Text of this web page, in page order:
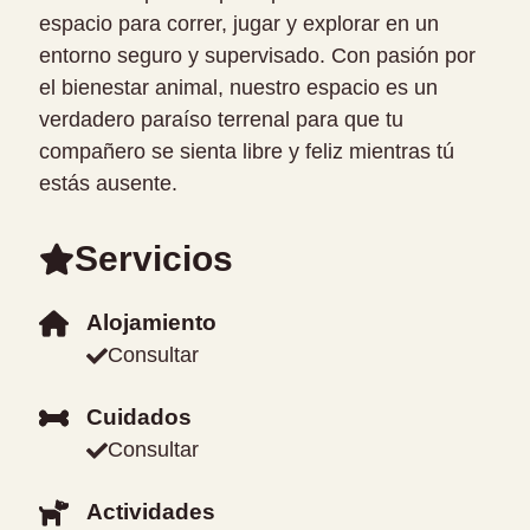
espacio para correr, jugar y explorar en un
entorno seguro y supervisado. Con pasión por
el bienestar animal, nuestro espacio es un
verdadero paraíso terrenal para que tu
compañero se sienta libre y feliz mientras tú
estás ausente.
Servicios
Alojamiento
Consultar
Cuidados
Consultar
Actividades